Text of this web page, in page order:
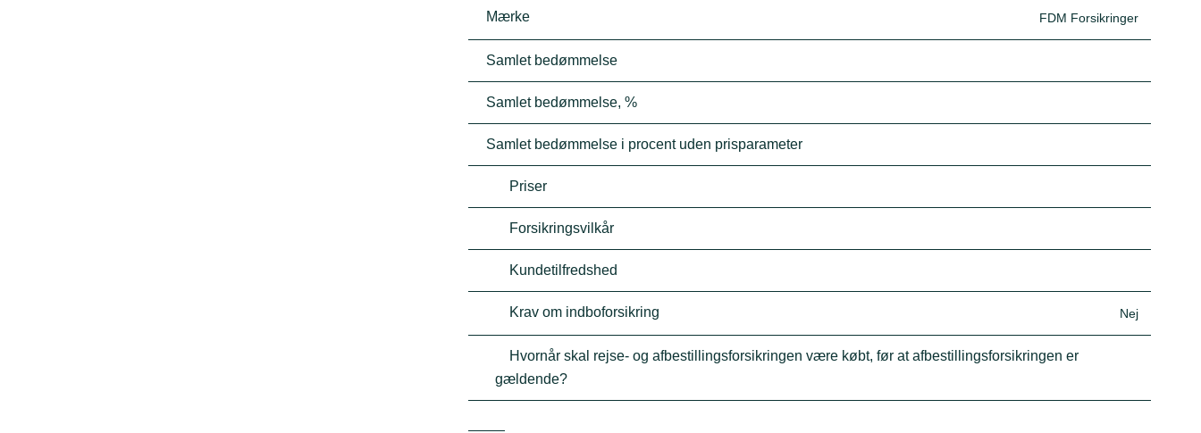
Mærke FDM Forsikringer
Samlet bedømmelse
Samlet bedømmelse, %
Samlet bedømmelse i procent uden prisparameter
Priser
Forsikringsvilkår
Kundetilfredshed
Krav om indboforsikring Nej
Hvornår skal rejse- og afbestillingsforsikringen være købt, før at afbestillingsforsikringen er
gældende?